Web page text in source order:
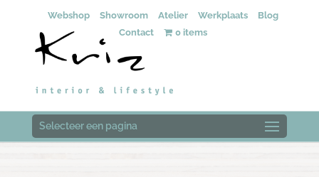
Webshop Showroom Atelier Werkplaats
Blog
Contact
0 items
Selecteer een pagina